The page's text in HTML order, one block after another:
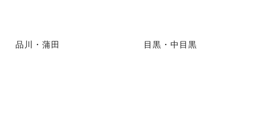
品川・蒲田 目黒・中目黒